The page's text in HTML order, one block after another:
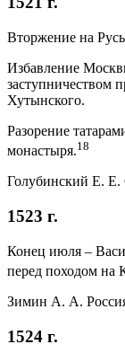
Вторжение на
Избавление
заступничеством
Хутынского.
Разорение
монастыря.18
Голубинский Е.
1523 г.
Конец июля –
перед походом на
Зимин А. А.
1524 г.